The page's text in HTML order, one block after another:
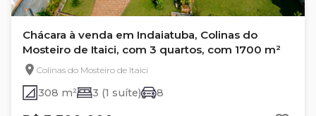
Chácara à venda em Indaiatuba, Colinas do
Mosteiro de Itaici, com 3 quartos, com 1700 m²
Colinas do Mosteiro de Itaici
308 m² 3 (1 suíte) 8